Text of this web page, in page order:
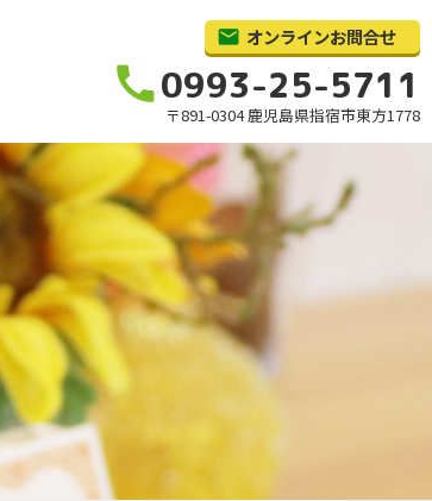
オンラインお問合せ
call0993-25-5711
〒891-0304 鹿児島県指宿市東方1778